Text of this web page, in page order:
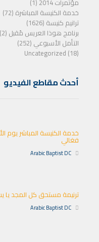
مؤتمرات 2014 (1)
خدمة الكنيسة المباشرة (72)
ترانيم كنيسة (1626)
برنامج هوذا العريس مًقبل (2)
التأمل الأسبوعي (252)
Uncategorized (18)
أحدث مقاطع الفيديو
فغالي
Arabic Baptist DC
ترنيمة مستحق كل المجد يا
Arabic Baptist DC